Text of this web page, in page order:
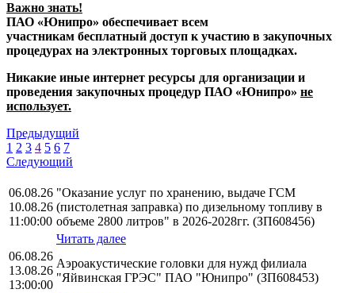
Важно знать!
ПАО «Юнипро» обеспечивает всем
участникам бесплатный доступ к участию в закупочных
процедурах на электронных торговых площадках.
Никакие иные интернет ресурсы для организации и
проведения закупочных процедур ПАО «Юнипро» не
использует.
Предыдущий
1 2 3 4 5 6 7
Следующий
06.08.26
10.08.26
11:00:00
"Оказание услуг по хранению, выдаче ГСМ
(пистолетная заправка) по дизельному топливу в
объеме 2800 литров" в 2026-2028гг. (ЗП608456)
Читать далее
06.08.26
13.08.26
13:00:00
Аэроакустические головки для нужд филиала
"Яйвинская ГРЭС" ПАО "Юнипро" (ЗП608453)